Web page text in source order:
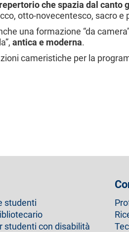
che spazia dal canto
otto-novecentesco, sacro e
una formazione “da
antica e moderna.
cameristiche per la
studenti
studenti con disabilità